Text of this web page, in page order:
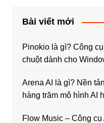
Bài viết mới
Pinokio là gì? Công
chuột dành cho
Arena AI là gì? Nền
hàng trăm mô hình AI
Flow Music – Công